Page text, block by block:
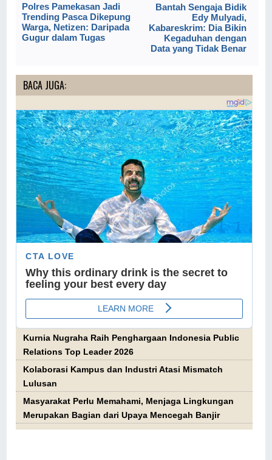
Polres Pamekasan Jadi
Trending Pasca Dikepung
Warga, Netizen: Daripada
Gugur dalam Tugas
Bantah Sengaja Bidik
Edy Mulyadi,
Kabareskrim: Dia Bikin
Kegaduhan dengan
Data yang Tidak Benar
BACA JUGA:
Kurnia Nugraha Raih Penghargaan Indonesia Public
Relations Top Leader 2026
Kolaborasi Kampus dan Industri Atasi Mismatch
Lulusan
Masyarakat Perlu Memahami, Menjaga Lingkungan
Merupakan Bagian dari Upaya Mencegah Banjir